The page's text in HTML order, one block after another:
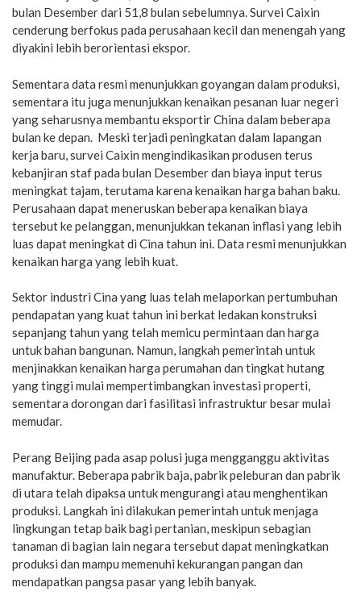
bulan Desember dari 51,8 bulan sebelumnya. Survei Caixin
cenderung berfokus pada perusahaan kecil dan menengah yang
diyakini lebih berorientasi ekspor.
Sementara data resmi menunjukkan goyangan dalam produksi,
sementara itu juga menunjukkan kenaikan pesanan luar negeri
yang seharusnya membantu eksportir China dalam beberapa
bulan ke depan. Meski terjadi peningkatan dalam lapangan
kerja baru, survei Caixin mengindikasikan produsen terus
kebanjiran staf pada bulan Desember dan biaya input terus
meningkat tajam, terutama karena kenaikan harga bahan baku.
Perusahaan dapat meneruskan beberapa kenaikan biaya
tersebut ke pelanggan, menunjukkan tekanan inflasi yang lebih
luas dapat meningkat di Cina tahun ini. Data resmi menunjukkan
kenaikan harga yang lebih kuat.
Sektor industri Cina yang luas telah melaporkan pertumbuhan
pendapatan yang kuat tahun ini berkat ledakan konstruksi
sepanjang tahun yang telah memicu permintaan dan harga
untuk bahan bangunan. Namun, langkah pemerintah untuk
menjinakkan kenaikan harga perumahan dan tingkat hutang
yang tinggi mulai mempertimbangkan investasi properti,
sementara dorongan dari fasilitasi infrastruktur besar mulai
memudar.
Perang Beijing pada asap polusi juga mengganggu aktivitas
manufaktur. Beberapa pabrik baja, pabrik peleburan dan pabrik
di utara telah dipaksa untuk mengurangi atau menghentikan
produksi. Langkah ini dilakukan pemerintah untuk menjaga
lingkungan tetap baik bagi pertanian, meskipun sebagian
tanaman di bagian lain negara tersebut dapat meningkatkan
produksi dan mampu memenuhi kekurangan pangan dan
mendapatkan pangsa pasar yang lebih banyak.